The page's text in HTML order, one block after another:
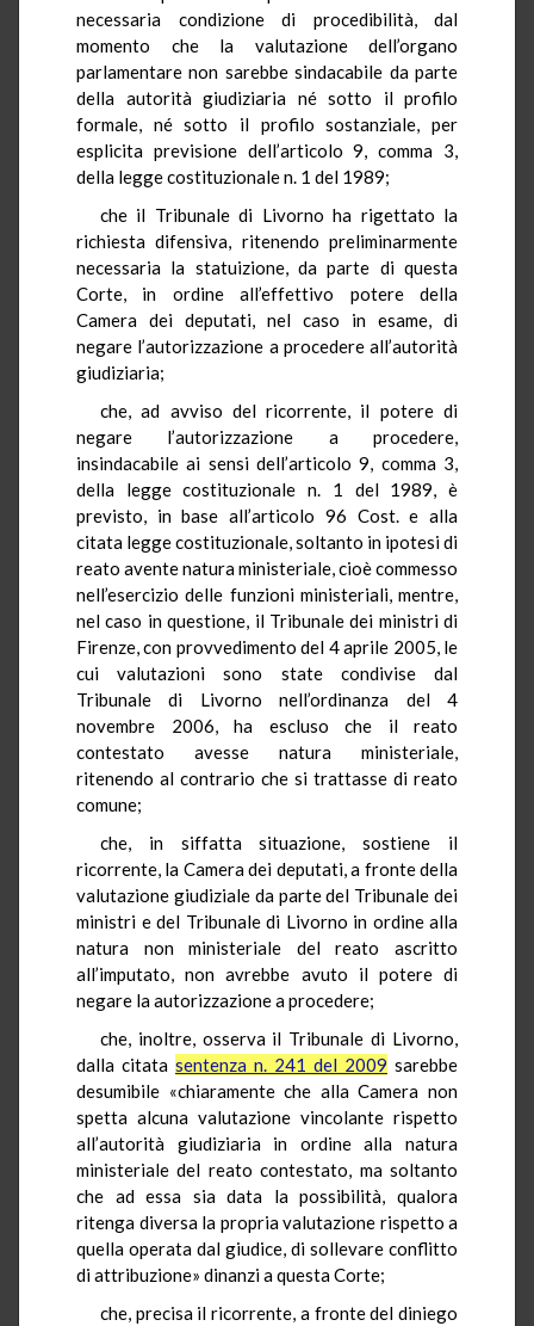
necessaria condizione di procedibilità, dal
momento che la valutazione dell’organo
parlamentare non sarebbe sindacabile da parte
della autorità giudiziaria né sotto il profilo
formale, né sotto il profilo sostanziale, per
esplicita previsione dell’articolo 9, comma 3,
della legge costituzionale n. 1 del 1989;
che il Tribunale di Livorno ha rigettato la
richiesta difensiva, ritenendo preliminarmente
necessaria la statuizione, da parte di questa
Corte, in ordine all’effettivo potere della
Camera dei deputati, nel caso in esame, di
negare l’autorizzazione a procedere all’autorità
giudiziaria;
che, ad avviso del ricorrente, il potere di
negare l’autorizzazione a procedere,
insindacabile ai sensi dell’articolo 9, comma 3,
della legge costituzionale n. 1 del 1989, è
previsto, in base all’articolo 96 Cost. e alla
citata legge costituzionale, soltanto in ipotesi di
reato avente natura ministeriale, cioè commesso
nell’esercizio delle funzioni ministeriali, mentre,
nel caso in questione, il Tribunale dei ministri di
Firenze, con provvedimento del 4 aprile 2005, le
cui valutazioni sono state condivise dal
Tribunale di Livorno nell’ordinanza del 4
novembre 2006, ha escluso che il reato
contestato avesse natura ministeriale,
ritenendo al contrario che si trattasse di reato
comune;
che, in siffatta situazione, sostiene il
ricorrente, la Camera dei deputati, a fronte della
valutazione giudiziale da parte del Tribunale dei
ministri e del Tribunale di Livorno in ordine alla
natura non ministeriale del reato ascritto
all’imputato, non avrebbe avuto il potere di
negare la autorizzazione a procedere;
che, inoltre, osserva il Tribunale di Livorno,
dalla citata sentenza n. 241 del 2009 sarebbe
desumibile «chiaramente che alla Camera non
spetta alcuna valutazione vincolante rispetto
all’autorità giudiziaria in ordine alla natura
ministeriale del reato contestato, ma soltanto
che ad essa sia data la possibilità, qualora
ritenga diversa la propria valutazione rispetto a
quella operata dal giudice, di sollevare conflitto
di attribuzione» dinanzi a questa Corte;
che, precisa il ricorrente, a fronte del diniego